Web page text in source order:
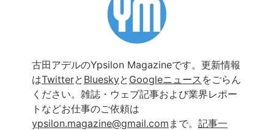
古田アデルのYpsilon Magazineです。更新情報
はTwitterと Blueskyと Googleニュース をごらん
ください。雑誌・ウェブ記事および業界レポー
トなどお仕事のご依頼は
ypsilon.magazine@gmail.com まで。 記事一